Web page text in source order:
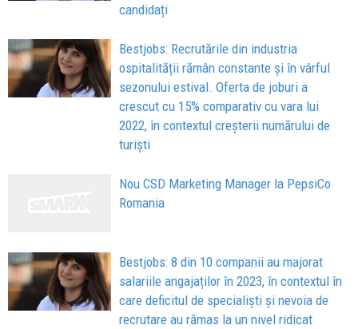
candidați
Bestjobs: Recrutările din industria
ospitalității rămân constante și în vârful
sezonului estival. Oferta de joburi a
crescut cu 15% comparativ cu vara lui
2022, în contextul creșterii numărului de
turiști
Nou CSD Marketing Manager la PepsiCo
Romania
Bestjobs: 8 din 10 companii au majorat
salariile angajaților în 2023, în contextul în
care deficitul de specialiști și nevoia de
recrutare au rămas la un nivel ridicat